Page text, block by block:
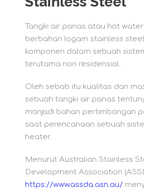
Tangki air panas atau hot
berbahan logam stainless
komponen dalam sebuah
terutama non residensial.
Oleh sebab itu kualitas dan
sebuah tangki air panas
manjadi bahan pertimbangan
saat perencanaan sebuah
heater.
Menurut Australian Stainless
Development Association
https://www.assda.asn.au/